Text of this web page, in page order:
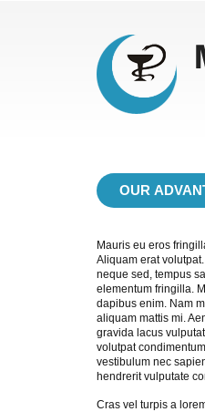
OUR
Mauris eu eros
Aliquam erat
neque sed, tempus
elementum fringilla.
dapibus enim. Nam
aliquam mattis mi.
gravida lacus
volutpat
vestibulum nec
hendrerit vulputate
Cras vel turpis a